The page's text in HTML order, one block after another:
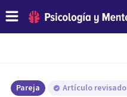
Pareja Artículo revisado